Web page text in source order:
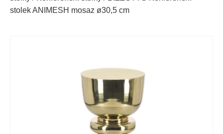
stolek ANIMESH mosaz ø30,5 cm